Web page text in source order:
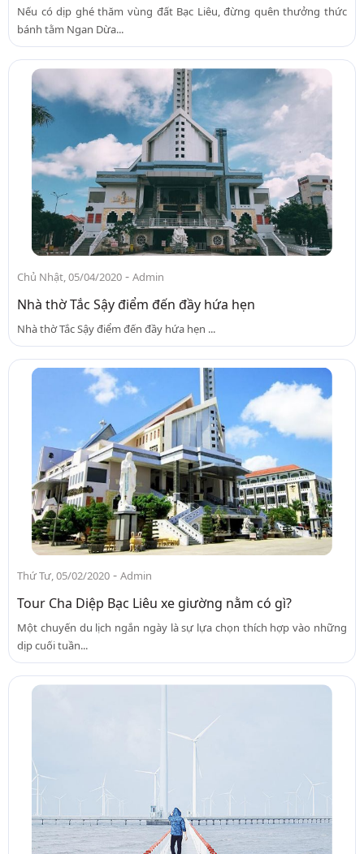
Nếu có dịp ghé thăm vùng đất Bạc Liêu, đừng quên thưởng thức
bánh tằm Ngan Dừa...
Chủ Nhật, 05/04/2020 - Admin
Nhà thờ Tắc Sậy điểm đến đầy hứa hẹn
Nhà thờ Tắc Sậy điểm đến đầy hứa hẹn ...
Thứ Tư, 05/02/2020 - Admin
Tour Cha Diệp Bạc Liêu xe giường nằm có gì?
Một chuyến du lịch ngắn ngày là sự lựa chọn thích hợp vào những
dịp cuối tuần...